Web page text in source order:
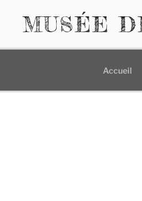
Accueil
MUSÉE